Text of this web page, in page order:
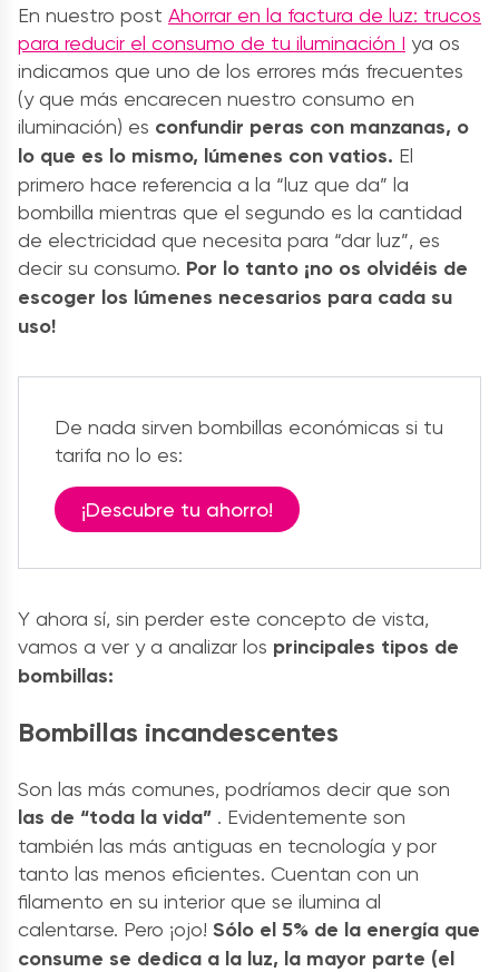
En nuestro post Ahorrar en la factura de luz: trucos
para reducir el consumo de tu iluminación I ya os
indicamos que uno de los errores más frecuentes
(y que más encarecen nuestro consumo en
iluminación) es confundir peras con manzanas, o
lo que es lo mismo, lúmenes con vatios. El
primero hace referencia a la “luz que da” la
bombilla mientras que el segundo es la cantidad
de electricidad que necesita para “dar luz”, es
decir su consumo. Por lo tanto ¡no os olvidéis de
escoger los lúmenes necesarios para cada su
uso!
De nada sirven bombillas económicas si tu
tarifa no lo es:
¡Descubre tu ahorro!
Y ahora sí, sin perder este concepto de vista,
vamos a ver y a analizar los principales tipos de
bombillas:
Bombillas incandescentes
Son las más comunes, podríamos decir que son
las de “toda la vida” . Evidentemente son
también las más antiguas en tecnología y por
tanto las menos eficientes. Cuentan con un
filamento en su interior que se ilumina al
calentarse. Pero ¡ojo! Sólo el 5% de la energía que
consume se dedica a la luz, la mayor parte (el